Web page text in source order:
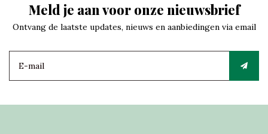
Meld je aan voor onze nieuwsbrief
Ontvang de laatste updates, nieuws en aanbiedingen via email